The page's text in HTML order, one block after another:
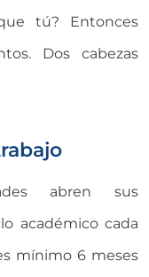
tú? Entonces
Dos cabezas
abren sus
académico cada
mínimo 6 meses